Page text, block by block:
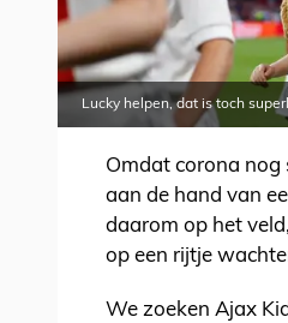
Lucky helpen, dat is toch
Omdat corona nog
aan de hand van
daarom op het
op een rijtje
We zoeken Ajax